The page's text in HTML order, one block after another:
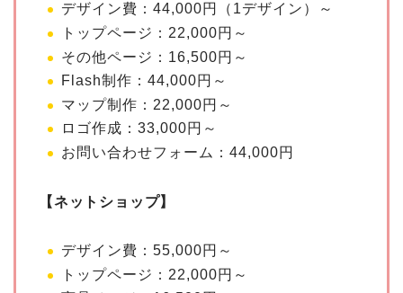
デザイン費：44,000円（1デザイン）～
トップページ：22,000円～
その他ページ：16,500円～
Flash制作：44,000円～
マップ制作：22,000円～
ロゴ作成：33,000円～
お問い合わせフォーム：44,000円
【ネットショップ】
デザイン費：55,000円～
トップページ：22,000円～